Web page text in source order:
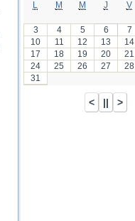
M M J V
3
4 5 6 7
10
11 12 13 14
17
18 19 20 21
24
25 26 27 28
31